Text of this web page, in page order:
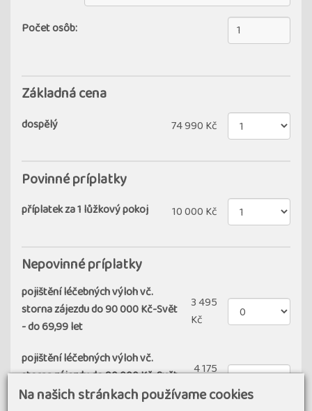
Počet osôb:
Základná cena
dospělý 74 990 Kč
Povinné príplatky
příplatek za 1 lůžkový pokoj 10 000 Kč
Nepovinné príplatky
pojištění léčebných výloh vč.
storna zájezdu do 90 000 Kč-Svět
- do 69,99 let
3 495
Kč
pojištění léčebných výloh vč.
storna zájezdu do 90 000 Kč-Svět
- od 70 let
4 175
Na našich stránkach používame cookies